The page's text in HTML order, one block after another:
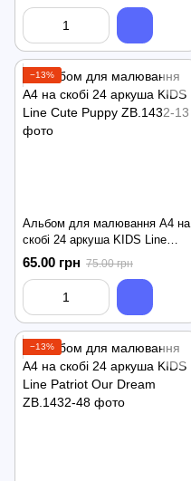
−13%
Альбом для малювання А4 на
скобі 24 аркуша KIDS Line
Cute Puppy
65.00 грн 75.00 грн
−13%